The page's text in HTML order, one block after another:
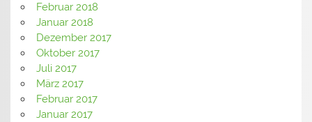
Februar 2018
Januar 2018
Dezember 2017
Oktober 2017
Juli 2017
März 2017
Februar 2017
Januar 2017